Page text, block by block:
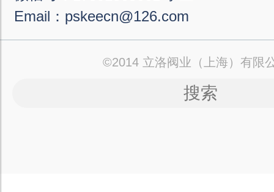
Email：pskeecn@126.com
©2014 立洛阀业（上海）有限